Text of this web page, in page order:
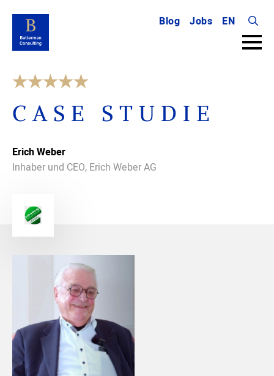
Blog Jobs
EN
Search
for:
CASE STUDIE
Erich Weber
Inhaber und CEO, Erich Weber AG